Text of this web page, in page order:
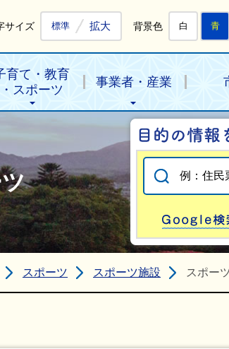
サイズ 標準 拡大 背景色 白 青
育て・教育
・スポーツ
事業者・産業
スポーツ スポーツ施設 スポー